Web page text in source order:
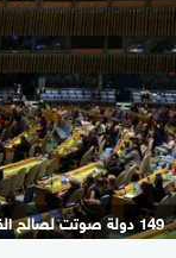
149 دولة صوتت لصالح القرار